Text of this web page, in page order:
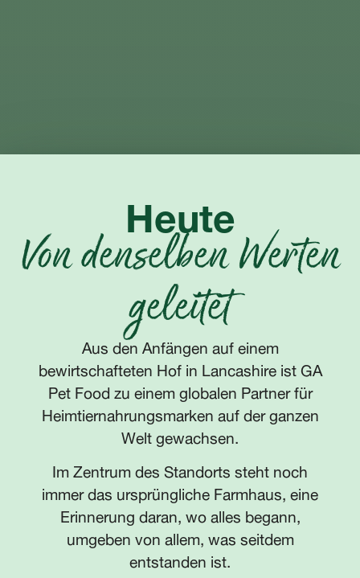
Heute
Von denselben Werten
geleitet
Aus den Anfängen auf einem
bewirtschafteten Hof in Lancashire ist GA
Pet Food zu einem globalen Partner für
Heimtiernahrungsmarken auf der ganzen
Welt gewachsen.
Im Zentrum des Standorts steht noch
immer das ursprüngliche Farmhaus, eine
Erinnerung daran, wo alles begann,
umgeben von allem, was seitdem
entstanden ist.